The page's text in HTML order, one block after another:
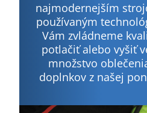
najmodernejším
používaným
Vám zvládneme
potlačiť alebo vyšiť
množstvo
doplnkov z našej